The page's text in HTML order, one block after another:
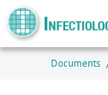
Documents